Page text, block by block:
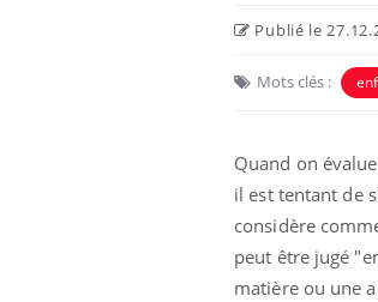
Publié le
Mots clés :
Quand on
il est tentant de
considère
peut être jugé
matière ou une
expliquer ma maladie
Il y a des sujets qui sont
d'autres non ! D'un côté,
questions sur la maladie